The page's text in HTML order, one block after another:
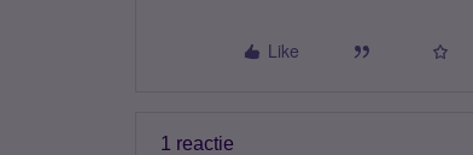
Like
1 reactie